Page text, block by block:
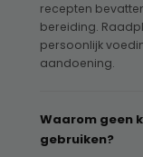
recepten
bereiding.
persoonlijk
aandoening.
Waarom geen
gebruiken?